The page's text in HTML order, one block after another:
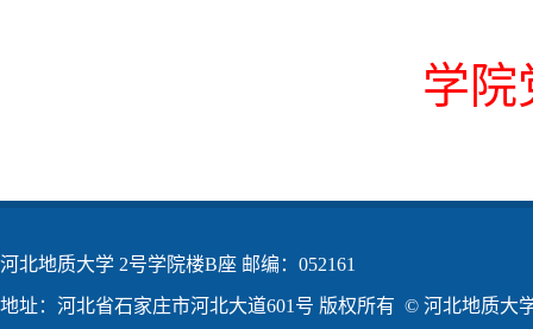
学院
河北地质大学 2号学院楼B座 邮编：052161
地址：河北省石家庄市河北大道601号 版权所有 © 河北地质大